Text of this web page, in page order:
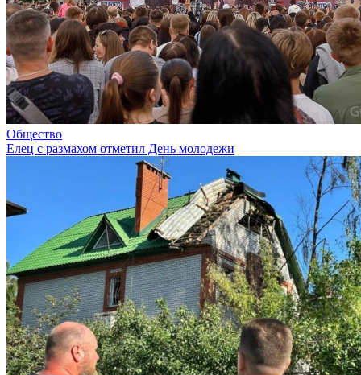
Общество
Елец с размахом отметил День молодежи